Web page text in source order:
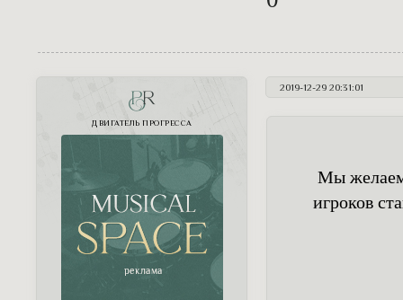
2019-12-29 20:31:01
PR
ДВИГАТЕЛЬ ПРОГРЕССА
Мы желаем
игроков